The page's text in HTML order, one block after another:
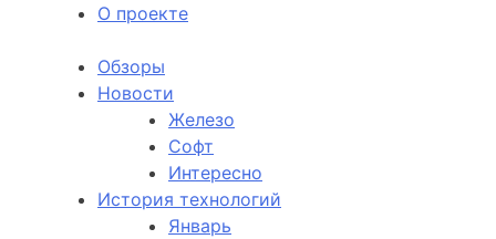
О проекте
Обзоры
Новости
Железо
Софт
Интересно
История технологий
Январь